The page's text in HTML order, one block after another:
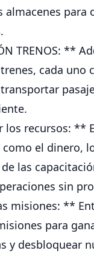
almacenes para
TRENOS: **
cada uno
los recursos: **
como el dinero,
las
sin
misiones: **
para
y desbloquear